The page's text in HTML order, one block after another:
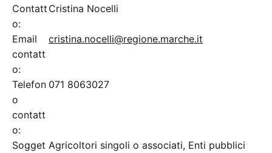
Contatt
o:
Cristina Nocelli
Email
contatt
o:
cristina.nocelli@regione.marche.it
Telefon
o
contatt
o:
071 8063027
Sogget Agricoltori singoli o associati, Enti pubblici